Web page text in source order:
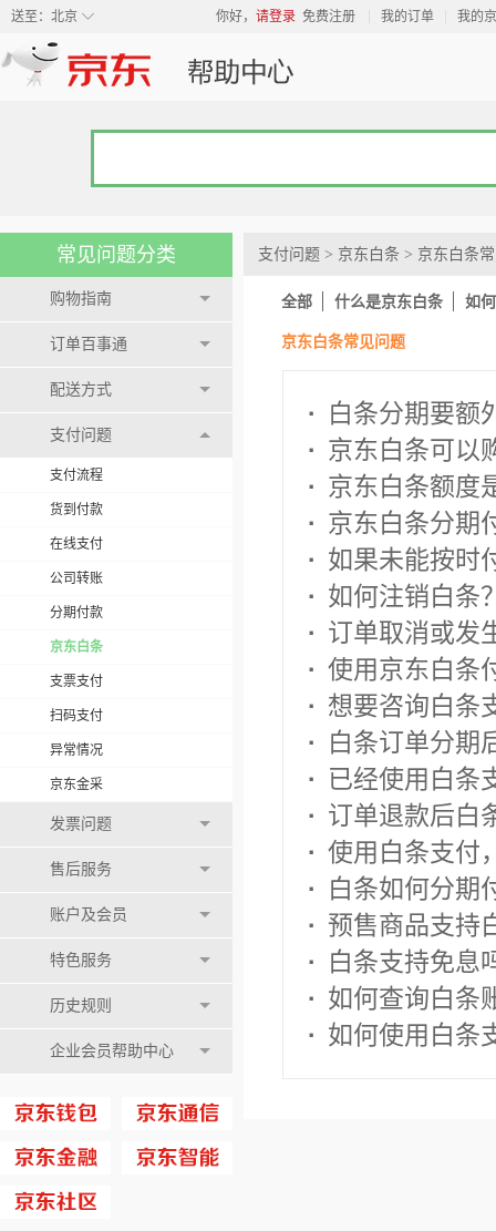
◇
送至： 北京 你好， 请登录 免费注册 我的订单 我的
常见问题分类
购物指南
订单百事通
配送方式
支付问题
支付流程
货到付款
在线支付
公司转账
分期付款
京东白条
支票支付
扫码支付
异常情况
京东金采
发票问题
售后服务
账户及会员
特色服务
历史规则
企业会员帮助中心
支付问题 > 京东白条 > 京东白条
全部 什么是京东白条 如
京东白条常见问题
·
白条分期要额
· 京东白条可以
· 京东白条额度
· 京东白条分期
· 如果未能按时
· 如何注销白条
· 订单取消或发
· 使用京东白条
· 想要咨询白条
·
白条订单分期
· 已经使用白条
· 订单退款后白
· 使用白条支付
·
白条如何分期
· 预售商品支持
·
白条支持免息
· 如何查询白条
· 如何使用白条